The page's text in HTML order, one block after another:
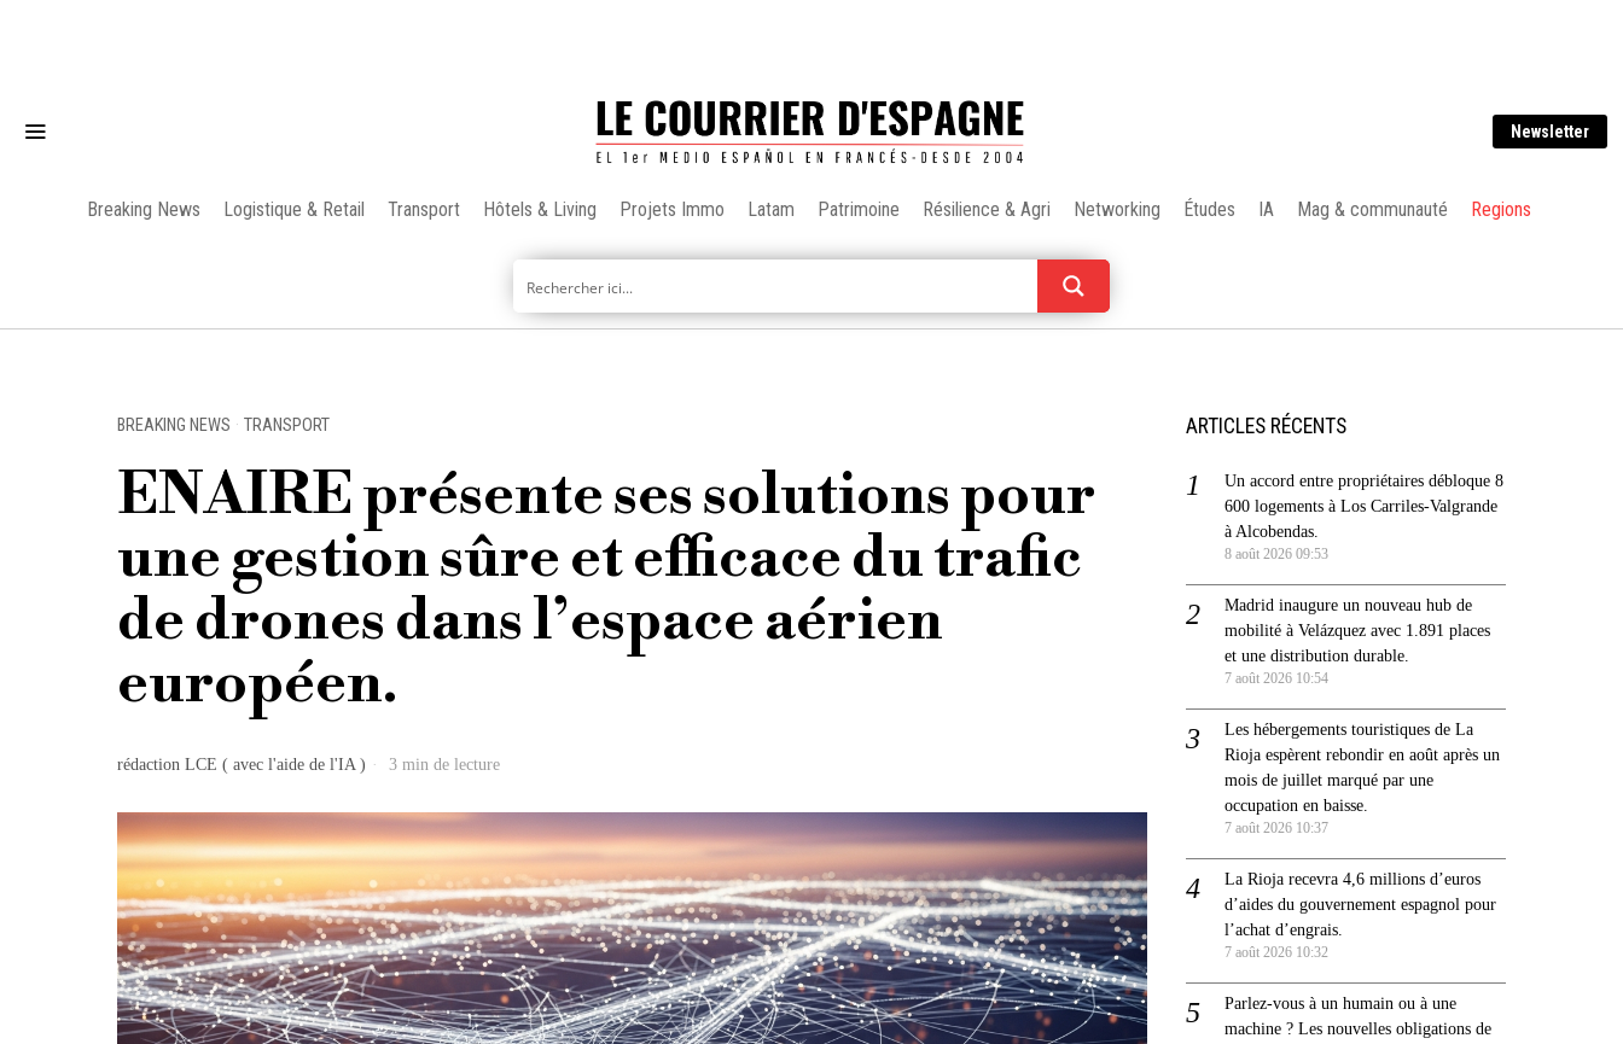
Newsletter
Breaking News Logistique & Retail Transport Hôtels & Living Projets Immo Latam Patrimoine Résilience & Agri Networking Études IA Mag & communauté Regions
BREAKING NEWS · TRANSPORT
ENAIRE présente ses solutions pour
une gestion sûre et efficace du trafic
de drones dans l’espace aérien
européen.
rédaction LCE ( avec l'aide de l'IA ) 3 min de lecture
ARTICLES RÉCENTS
Un accord entre propriétaires débloque 8
600 logements à Los Carriles-Valgrande
à Alcobendas.
8 août 2026 09:53
Madrid inaugure un nouveau hub de
mobilité à Velázquez avec 1.891 places
et une distribution durable.
7 août 2026 10:54
Les hébergements touristiques de La
Rioja espèrent rebondir en août après un
mois de juillet marqué par une
occupation en baisse.
7 août 2026 10:37
La Rioja recevra 4,6 millions d’euros
d’aides du gouvernement espagnol pour
l’achat d’engrais.
7 août 2026 10:32
Parlez-vous à un humain ou à une
machine ? Les nouvelles obligations de